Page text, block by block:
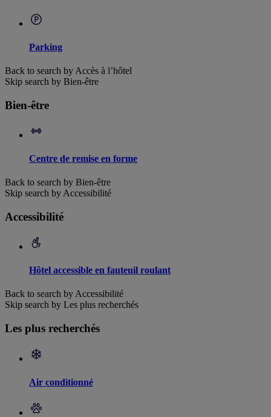
Parking
Back to search by Accès à l’hôtel
Skip search by Bien-être
Bien-être
Centre de remise en forme
Back to search by Bien-être
Skip search by Accessibilité
Accessibilité
Hôtel accessible en fauteuil roulant
Back to search by Accessibilité
Skip search by Les plus recherchés
Les plus recherchés
Air conditionné